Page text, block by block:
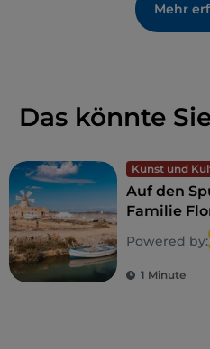
Mehr
Das könnte
Kunst und
Auf den
Familie
Powered by:
1 Minute